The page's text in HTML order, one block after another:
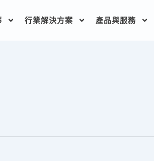
行業解決方案 產品與服務